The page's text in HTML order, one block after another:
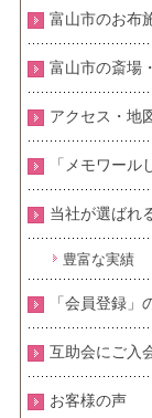
富山市のお布
富山市の斎場
アクセス・地
「メモワール
当社が選ばれ
豊富な実績
「会員登録」
互助会にご入
お客様の声